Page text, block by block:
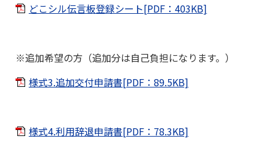
どこシル伝言板登録シート[PDF：403KB]
※追加希望の方（追加分は自己負担になります。）
様式3.追加交付申請書[PDF：89.5KB]
様式4.利用辞退申請書[PDF：78.3KB]